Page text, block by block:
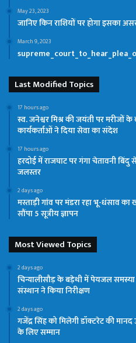
May 23, 2023
जानिए किन राशियों पर होगा इसका
March 9, 2023
Last Modified Topics
17 hours ago
स्व. जनेश्वर मिश्र की जयंती पर मरीजों
कार्यकर्ताओं ने दिया सेवा का संदेश
17 hours ago
हरदोई में राजघाट पर गंगा चेतावनी
जलस्तर
2 days ago
मस्ताड़ी गांव पर मंडरा रहा भू-धंसाव
सौंपा 5 सूत्रीय ज्ञापन
Most Viewed Topics
2 days ago
चिन्यालीसौड़ के बड़ेथी में पेयजल
संस्थान ने किया निरीक्षण
2 days ago
गजेंद्र सिंह को मिलेगी डॉक्टरेट की
के लिए सम्मान